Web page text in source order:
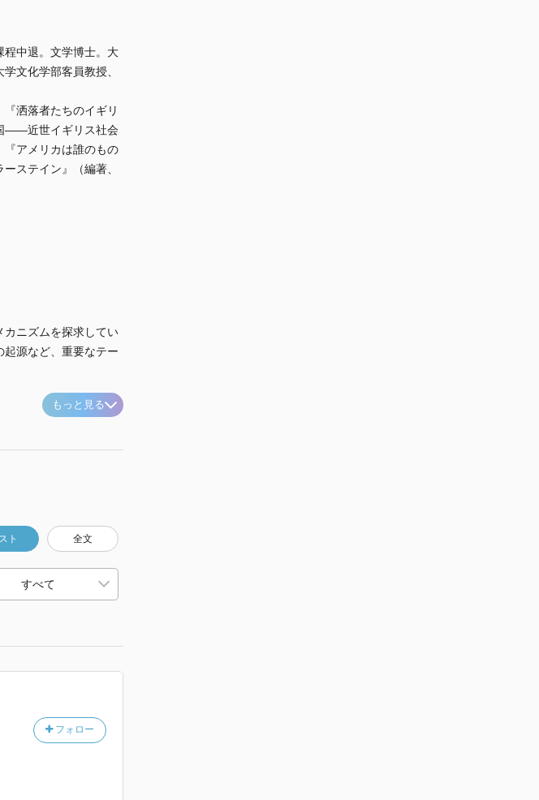
程中退。文学博士。大
文化学部客員教授、
洒落者たちのイギリ
――近世イギリス社会
『アメリカは誰のもの
ステイン』（編著、
カニズムを探求してい
起源など、重要なテー
もっと見る
ト 全文
フォロー